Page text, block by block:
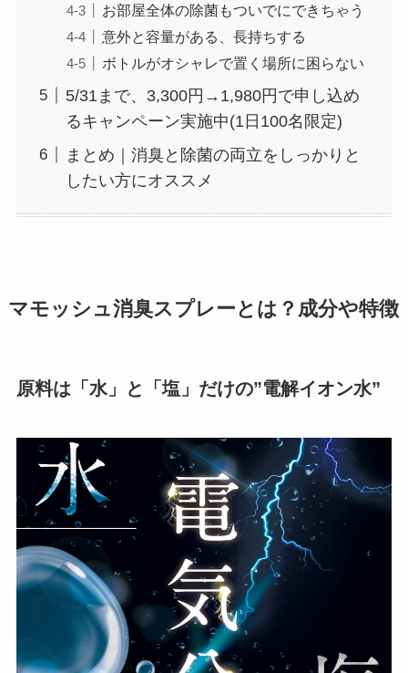
お部屋全体の除菌もついでにできちゃう
意外と容量がある、長持ちする
ボトルがオシャレで置く場所に困らない
5/31まで、3,300円→1,980円で申し込め
るキャンペーン実施中(1日100名限定)
まとめ｜消臭と除菌の両立をしっかりと
したい方にオススメ
マモッシュ消臭スプレーとは？成分や特徴
原料は「水」と「塩」だけの”電解イオン水”